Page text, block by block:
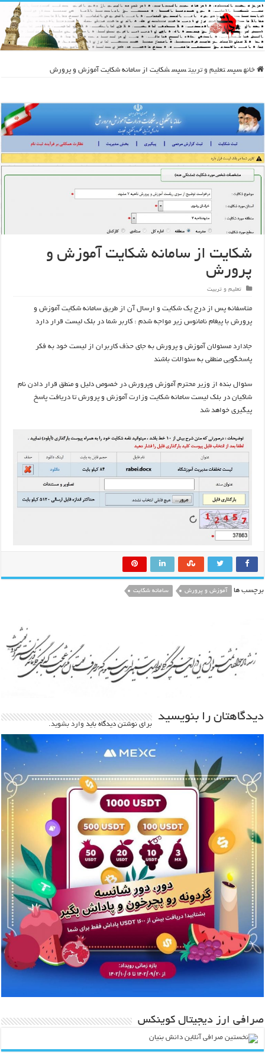
خانه سپس تعلیم و تربیت سپس شکایت از سامانه شکایت آموزش و پرورش
شکایت از سامانه شکایت آموزش و
پرورش
تعلیم و تربیت
متاسفانه پس از درج یک شکایت و ارسال آن از طریق سامانه شکایت آموزش و
پرورش با پیغام نامانوس زیر مواجه شدم : کاربر شما در بلک لیست قرار دارد
جادارد مسئولان آموزش و پرورش به جای حذف کاربران از لیست خود به فکر
پاسخگویی منطقی به سئوالات باشند
سئوال بنده از وزیر محترم آموزش وپرورش در خصوص دلیل و منطق قرار دادن نام
شاکیان در بلک لیست سامانه شکایت وزارت آموزش و پرورش تا دریافت پاسخ
پیگیری خواهد شد
برچسب ها آموزش و پرورش سامانه شکایت
دیدگاهتان را بنویسید
برای نوشتن دیدگاه باید وارد بشوید.
صرافی ارز دیجیتال کوینکس